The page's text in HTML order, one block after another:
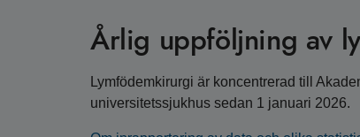
Årlig uppföljning av
Lymfödemkirurgi är koncentrerad till
universitetssjukhus sedan 1 januari 2026.